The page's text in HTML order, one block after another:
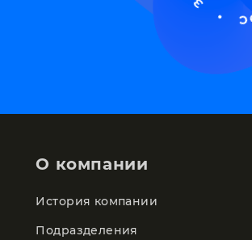
О компании
История компании
Подразделения